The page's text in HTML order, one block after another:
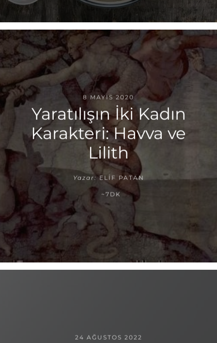
8 MAYIS 2020
Yaratılışın İki Kadın
Karakteri: Havva ve
Lilith
Yazar: ELIF PATAN
~7DK
24 AĞUSTOS 2022